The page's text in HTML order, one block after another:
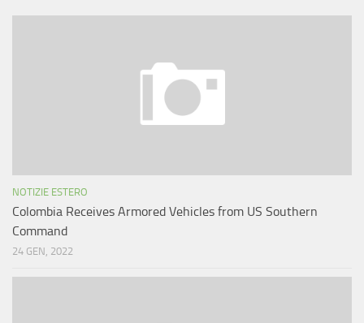
NOTIZIE ESTERO
Colombia Receives Armored Vehicles from US Southern
Command
24 GEN, 2022